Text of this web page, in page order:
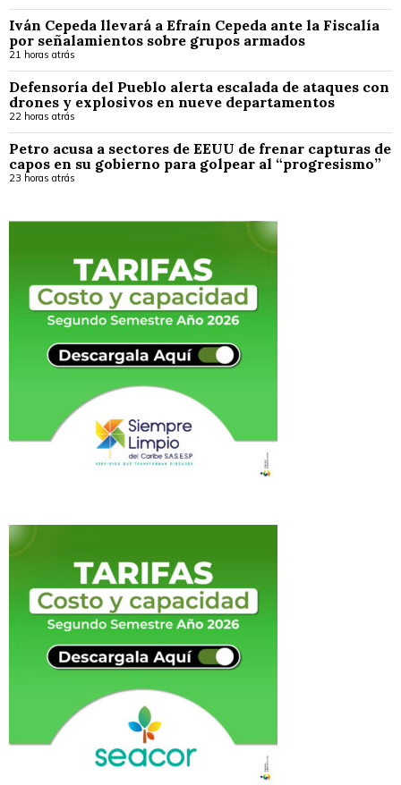
Iván Cepeda llevará a Efraín Cepeda ante la Fiscalía
por señalamientos sobre grupos armados
21 horas atrás
Defensoría del Pueblo alerta escalada de ataques con
drones y explosivos en nueve departamentos
22 horas atrás
Petro acusa a sectores de EEUU de frenar capturas de
capos en su gobierno para golpear al “progresismo”
23 horas atrás